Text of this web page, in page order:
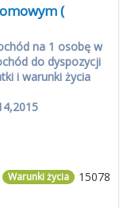
(
na 1 osobę w
do dyspozycji
i warunki życia
15078
Warunki życia